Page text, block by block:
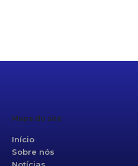
Mapa do site
Início
Sobre nós
Notícias